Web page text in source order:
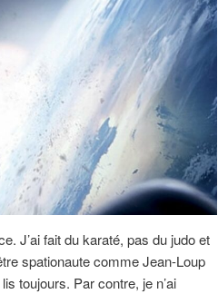
J’ai fait du karaté, pas du judo et
spationaute comme Jean-Loup
toujours. Par contre, je n’ai